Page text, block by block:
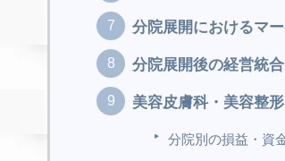
分院展開におけるマ
分院展開後の経営統
美容皮膚科・美容整
分院別の損益・資